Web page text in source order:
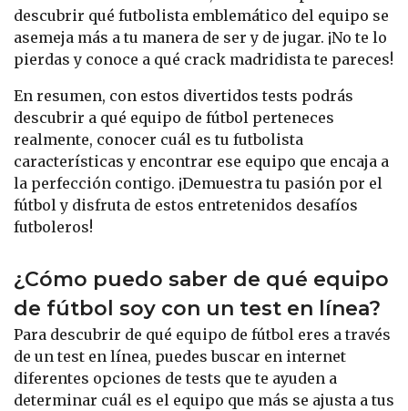
descubrir qué futbolista emblemático del equipo se
asemeja más a tu manera de ser y de jugar. ¡No te lo
pierdas y conoce a qué crack madridista te pareces!
En resumen, con estos divertidos tests podrás
descubrir a qué equipo de fútbol perteneces
realmente, conocer cuál es tu futbolista
características y encontrar ese equipo que encaja a
la perfección contigo. ¡Demuestra tu pasión por el
fútbol y disfruta de estos entretenidos desafíos
futboleros!
¿Cómo puedo saber de qué equipo
de fútbol soy con un test en línea?
Para descubrir de qué equipo de fútbol eres a través
de un test en línea, puedes buscar en internet
diferentes opciones de tests que te ayuden a
determinar cuál es el equipo que más se ajusta a tus